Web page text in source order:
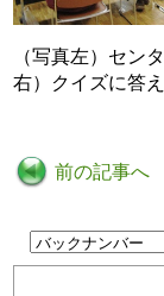
（写真左）セ
右）クイズに答
前の記事へ